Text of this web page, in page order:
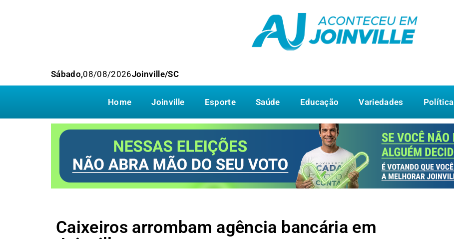
Sábado,08/08/2026Joinville/SC
Home Joinville Esporte Saúde Educação Variedades Política
Caixeiros arrombam agência bancária em